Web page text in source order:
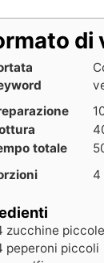
di
totale
4
zucchine piccole
peperoni piccoli